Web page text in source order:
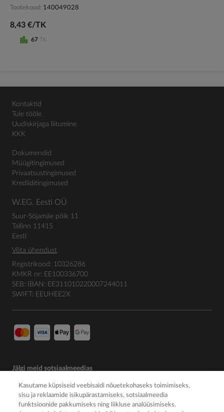
Tootekood 140049028
8,43 €/TK
67 TK
Kontaktid
Tule tööle
Uudiskirjaga liitumine
KKK
Dokumendid
Müügitingimused
Privaatsustingimused
Krediiditingimused
W.EG. Eesti OÜ
Suur-Sõjamäe põik 11
Tallinn 11415
Eesti
Võta ühendust
Registrikood: 10326286
KMKR nr: EE100336700
SEB: IBAN: EE311010220007244011
SWIFT: EEUHEE2X
Jälgi meid sotsiaalmeedias
Kasutame küpsiseid veebisaidi nõuetekohaseks toimimiseks,
sisu ja reklaamide isikupärastamiseks, sotsiaalmeedia
funktsioonide pakkumiseks ning liikluse analüüsimiseks.